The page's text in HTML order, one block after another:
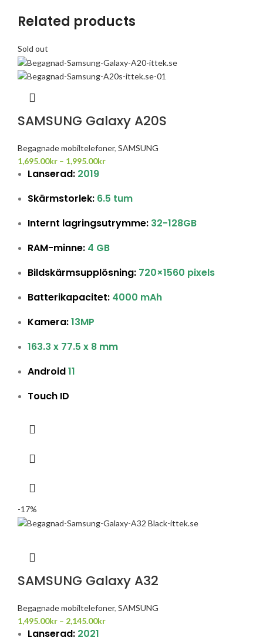
Related products
Sold out
SAMSUNG Galaxy A20S
Begagnade mobiltelefoner, SAMSUNG
1,695.00kr – 1,995.00kr
Lanserad: 2019
Skärmstorlek: 6.5 tum
Internt lagringsutrymme: 32-128GB
RAM-minne: 4 GB
Bildskärmsupplösning: 720×1560 pixels
Batterikapacitet: 4000 mAh
Kamera:13MP
163.3 x 77.5 x 8 mm
Android11
Touch ID
-17%
SAMSUNG Galaxy A32
Begagnade mobiltelefoner, SAMSUNG
1,495.00kr – 2,145.00kr
Lanserad: 2021